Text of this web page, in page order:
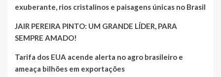
exuberante, rios cristalinos e paisagens únicas no Brasil
JAIR PEREIRA PINTO: UM GRANDE LÍDER, PARA
SEMPRE AMADO!
Tarifa dos EUA acende alerta no agro brasileiro e
ameaça bilhões em exportações